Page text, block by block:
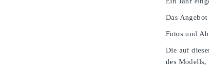
Das
Fotos und
Die auf
des Modells,